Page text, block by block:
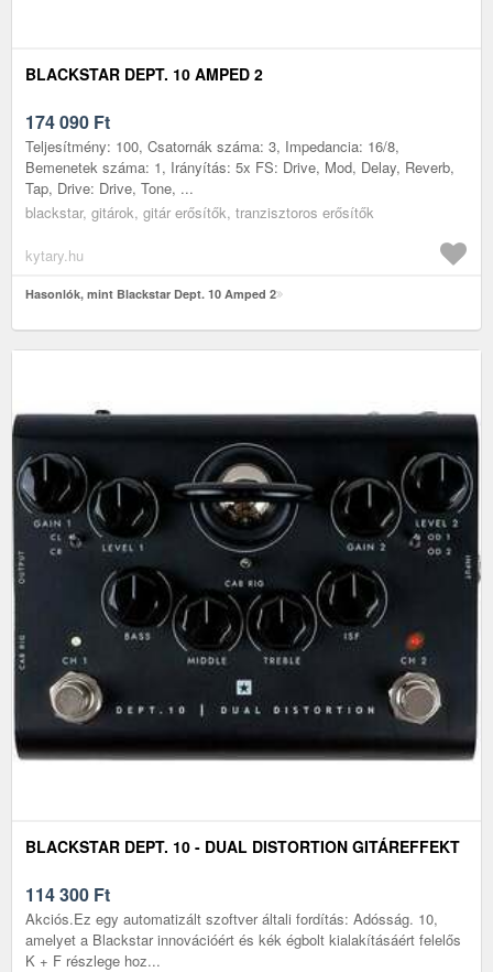
BLACKSTAR DEPT. 10 AMPED 2
174 090 Ft
Teljesítmény: 100, Csatornák száma: 3, Impedancia: 16/8,
Bemenetek száma: 1, Irányítás: 5x FS: Drive, Mod, Delay, Reverb,
Tap, Drive: Drive, Tone, ...
blackstar, gitárok, gitár erősítők, tranzisztoros erősítők
kytary.hu
Hasonlók, mint Blackstar Dept. 10 Amped 2
BLACKSTAR DEPT. 10 - DUAL DISTORTION GITÁREFFEKT
114 300 Ft
Akciós.Ez egy automatizált szoftver általi fordítás: Adósság. 10,
amelyet a Blackstar innovációért és kék égbolt kialakításáért felelős
K + F részlege hoz...